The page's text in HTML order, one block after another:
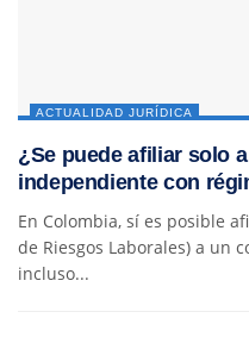
ACTUALIDAD JURÍDICA
¿Se puede afiliar solo
independiente con
En Colombia, sí es posible
de Riesgos Laborales) a un
incluso...